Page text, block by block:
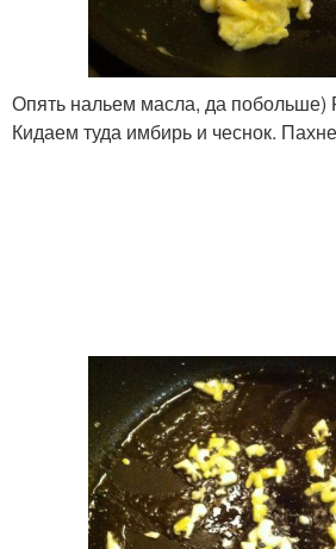
Опять нальем масла, да
Кидаем туда имбирь и чеснок.